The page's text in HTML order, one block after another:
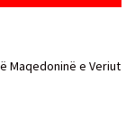
Maqedoninë e Veriut